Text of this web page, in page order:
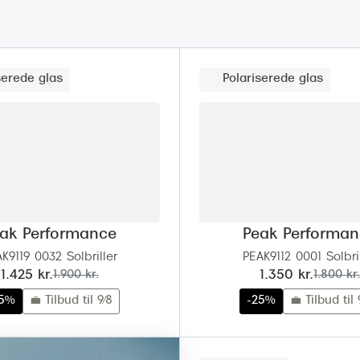
Burberry
glas
Performance
0032 Solbriller
nu:
1.425 kr.før:
1.900 kr.
💼 Tilbud til 9/8
Polariserede glas
Peak
PEAK9112 0001
nu:
1.350 kr.før:
1.800 kr.
-25% 💼 Tilbud til